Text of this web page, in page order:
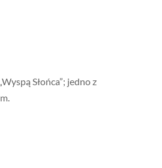
Słońca”; jedno z